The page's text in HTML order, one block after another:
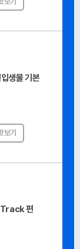
생물 기본
보기
편